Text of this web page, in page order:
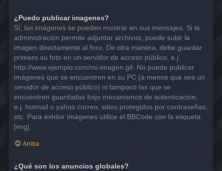
¿Puedo publicar imagenes?
Sí, las imágenes se pueden mostrar en sus mensajes. Si la
administración permite adjuntar archivos, puede subir la
imagen directamente al foro. De otra manera, debe guardar
primero su foto en un servidor de acceso público, e.j.
http://www.ejemplo.com/mi-imagen.gif. No puede publicar
imágenes que se encuentren en su PC (a menos que sea un
servidor de acceso público) ni tampoco las que se
encuentren guardadas bajo mecanismos de autenticación,
e.j. hotmail o yahoo correo, sitios protegidos por contraseñas,
etc. Para exhibir imágenes utilice el BBCode con la etiqueta
[img].
Arriba
¿Qué son los anuncios globales?